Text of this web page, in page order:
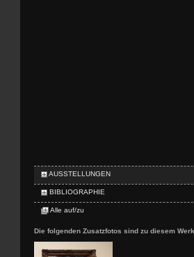
AUSSTELLUNGEN
BIBLIOGRAPHIE
Alle auf/zu
Die folgenden Zusatzfotos sind zu diesem